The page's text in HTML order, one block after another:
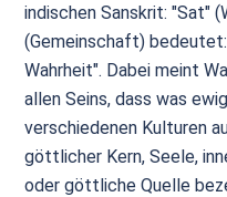
indischen Sanskrit: "Sat"
(Gemeinschaft)
Wahrheit". Dabei meint
allen Seins, dass was
verschiedenen Kulturen
göttlicher Kern, Seele,
oder göttliche Quelle